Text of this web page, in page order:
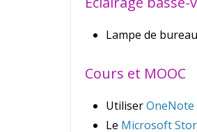
Lampe de
Cours et MOOC
Utiliser
Le Microsoft